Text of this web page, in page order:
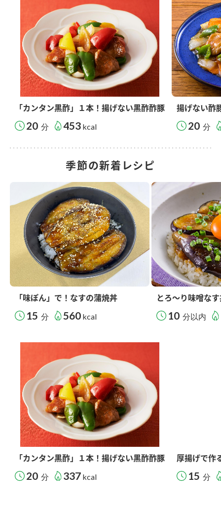
「カンタン黒酢」１本！揚げない黒酢酢豚
20 分 453 kcal
揚げない酢
20 分
季節の新着レシピ
「味ぽん」で！なすの蒲焼丼
15 分 560 kcal
とろ～り味噌な
10 分以内
「カンタン黒酢」１本！揚げない黒酢酢豚
20 分 337 kcal
厚揚げで作
15 分